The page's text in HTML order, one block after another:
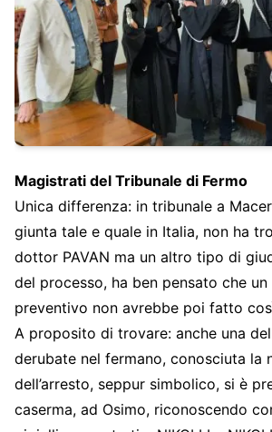
Magistrati del Tribunale di Fermo
Unica differenza: in tribunale a
giunta tale e quale in Italia, non ha
dottor PAVAN ma un altro tipo di
del processo, ha ben pensato che
preventivo non avrebbe poi fatto
A proposito di trovare: anche una
derubate nel fermano, conosciuta la
dell’arresto, seppur simbolico, si è
caserma, ad Osimo, riconoscendo